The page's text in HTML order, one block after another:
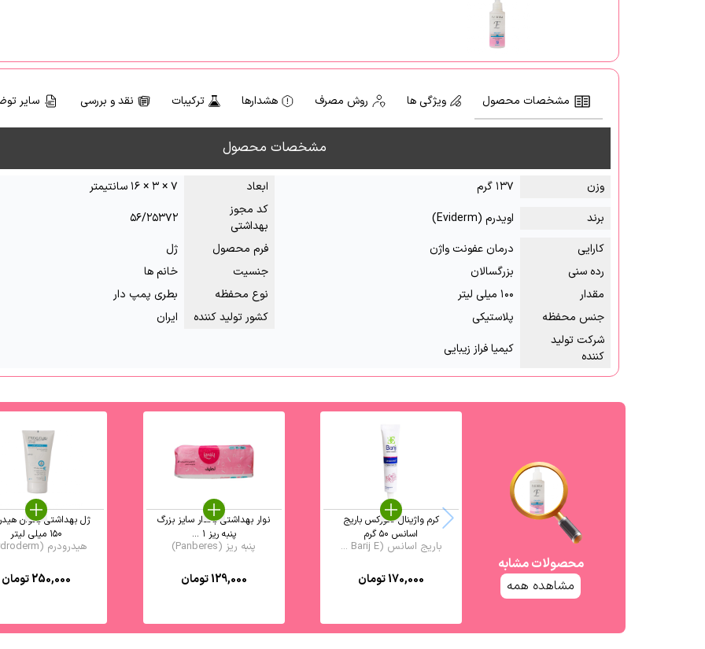
مشخصات محصول ویژگی ها روش مصرف هشدارها ترکیبات نقد و بررسی سایر
مشخصات محصول
وزن ۱۳۷ گرم ابعاد
۷ × ۳ × ۱۶ سانتیمتر
برند
اویدرم (Eviderm)
کد مجوز
بهداشتی
۵۶/۲۵۳۷۲
کارایی
درمان عفونت واژن فرم محصول
ژل
رده سنی
بزرگسالان جنسیت
خانم ها
مقدار
۱۰۰ میلی لیتر نوع محفظه
بطری پمپ دار
جنس محفظه
پلاستیکی کشور تولید کننده
ایران
شرکت تولید
کننده
کیمیا فراز زیبایی
محصولات مشابه
مشاهده همه
کرم واژینال لکورکس باریج
اسانس ۵۰ گرم
باریج اسانس (Barij E ...
170,000تومان
نوار بهداشتی بالدار سایز بزرگ
پنبه ریز ۱ ...
پنبه ریز (Panberes)
129,000تومان
ژل بهداشتی بانوان
۱۵۰ میلی لیتر
هیدرودرم (Hydroderm)
250,000تومان